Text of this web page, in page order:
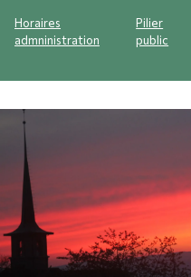
Horaires
admninistration
Pilier
public